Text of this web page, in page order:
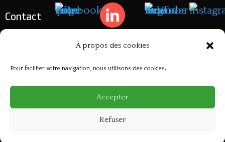
À propos des cookies
Pour faciliter votre navigation, nous utilisons des cookies.
Accepter
Refuser
Contact
Mentions légales
MuseDuNet